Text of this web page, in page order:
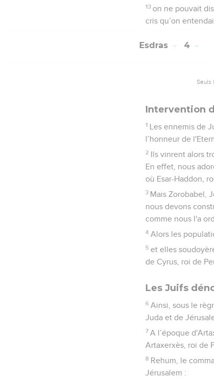
13 on ne pouvait
cris qu’on
Esdras 4
Seuls
Intervention
1 Les ennemis de
l’honneur de
2 Ils vinrent alors
En effet, nous
où Esar-Haddon,
3 Mais Zorobabel,
nous devons
comme nous l'a
4 Alors les
5 et elles
de Cyrus, roi de
Les Juifs
6 Ainsi, sous le
Juda et de
7 A l’époque
Artaxerxès, roi de
8 Rehum, le
Jérusalem :